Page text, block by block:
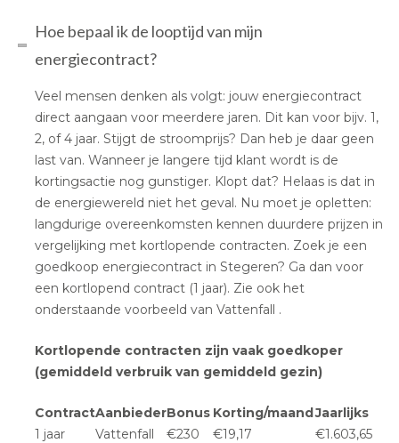
Hoe bepaal ik de looptijd van mijn
energiecontract?
Veel mensen denken als volgt: jouw energiecontract
direct aangaan voor meerdere jaren. Dit kan voor bijv. 1,
2, of 4 jaar. Stijgt de stroomprijs? Dan heb je daar geen
last van. Wanneer je langere tijd klant wordt is de
kortingsactie nog gunstiger. Klopt dat? Helaas is dat in
de energiewereld niet het geval. Nu moet je opletten:
langdurige overeenkomsten kennen duurdere prijzen in
vergelijking met kortlopende contracten. Zoek je een
goedkoop energiecontract in Stegeren? Ga dan voor
een kortlopend contract (1 jaar). Zie ook het
onderstaande voorbeeld van Vattenfall .
Kortlopende contracten zijn vaak goedkoper
(gemiddeld verbruik van gemiddeld gezin)
ContractAanbiederBonus Korting/maandJaarlijks
1 jaar
Vattenfall €230 €19,17
€1.603,65